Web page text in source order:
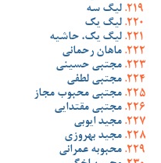
لیگ سه
لیگ یک
لیگ یک، حاشیه
ماهان رحمانی
مجتبی حسینی
مجتبی لطفی
مجتبی محبوب مجاز
مجتبی مقتدایی
مجید ایوبی
مجید بهروزی
محبوبه عمرانی